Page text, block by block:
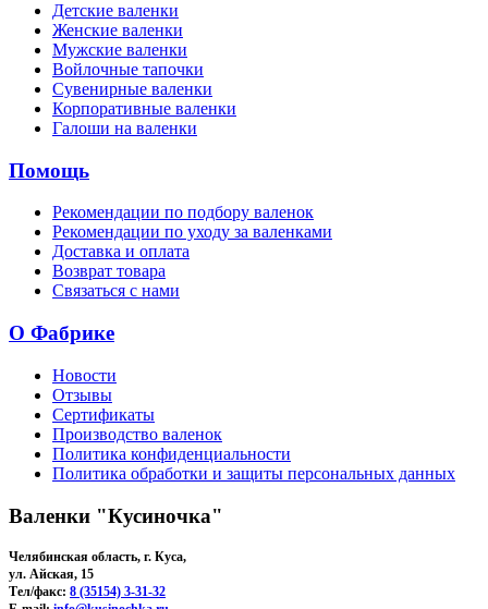
Детские валенки
Женские валенки
Мужские валенки
Войлочные тапочки
Сувенирные валенки
Корпоративные валенки
Галоши на валенки
Помощь
Рекомендации по подбору валенок
Рекомендации по уходу за валенками
Доставка и оплата
Возврат товара
Связаться с нами
О Фабрике
Новости
Отзывы
Сертификаты
Производство валенок
Политика конфиденциальности
Политика обработки и защиты персональных данных
Валенки "Кусиночка"
Челябинская область, г. Куса,
ул. Айская, 15
Тел/факс: 8 (35154) 3-31-32